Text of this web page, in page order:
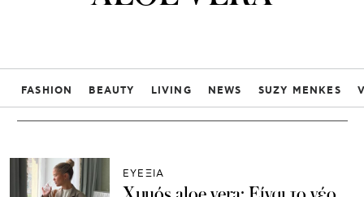
FASHION BEAUTY LIVING NEWS SUZY MENKES
ΕΥΕΞΙΑ